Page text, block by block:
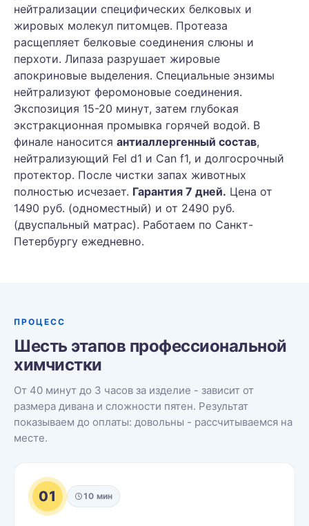
нейтрализации специфических белковых и
жировых молекул питомцев. Протеаза
расщепляет белковые соединения слюны и
перхоти. Липаза разрушает жировые
апокриновые выделения. Специальные энзимы
нейтрализуют феромоновые соединения.
Экспозиция 15-20 минут, затем глубокая
экстракционная промывка горячей водой. В
финале наносится антиаллергенный состав,
нейтрализующий Fel d1 и Can f1, и долгосрочный
протектор. После чистки запах животных
полностью исчезает. Гарантия 7 дней. Цена от
1490 руб. (одноместный) и от 2490 руб.
(двуспальный матрас). Работаем по Санкт-
Петербургу ежедневно.
ПРОЦЕСС
Шесть этапов профессиональной
химчистки
От 40 минут до 3 часов за изделие - зависит от
размера дивана и сложности пятен. Результат
показываем до оплаты: довольны - рассчитываемся на
месте.
01 10 мин